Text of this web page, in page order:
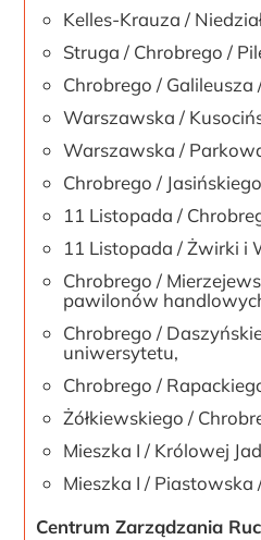
Kelles-Krauza /
Struga / Chrobrego /
Chrobrego / Galileusza
Warszawska /
Warszawska /
Chrobrego /
11 Listopada /
11 Listopada / Żwirki i
Chrobrego /
pawilonów
Chrobrego /
uniwersytetu,
Chrobrego /
Żółkiewskiego /
Mieszka I / Królowej
Mieszka I /
Centrum Zarządzania